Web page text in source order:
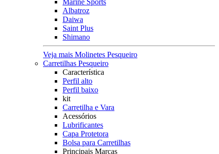
Marine Sports
Albatroz
Daiwa
Saint Plus
Shimano
Veja mais Molinetes Pesqueiro
Carretilhas Pesqueiro
Característica
Perfil alto
Perfil baixo
kit
Carretilha e Vara
Acessórios
Lubrificantes
Capa Protetora
Bolsa para Carretilhas
Principais Marcas